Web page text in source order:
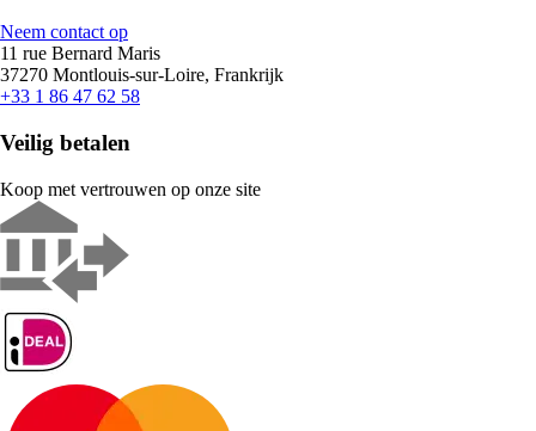
Neem contact op
11 rue Bernard Maris
37270 Montlouis-sur-Loire, Frankrijk
+33 1 86 47 62 58
Veilig betalen
Koop met vertrouwen op onze site